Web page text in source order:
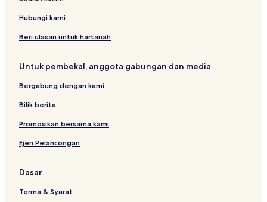
n
i
L
s
a
l
l
b
Hubungi kami
Beri ulasan untuk hartanah
Untuk pembekal, anggota gabungan dan media
Bergabung dengan kami
Bilik berita
Promosikan bersama kami
Ejen Pelancongan
Dasar
Terma & Syarat